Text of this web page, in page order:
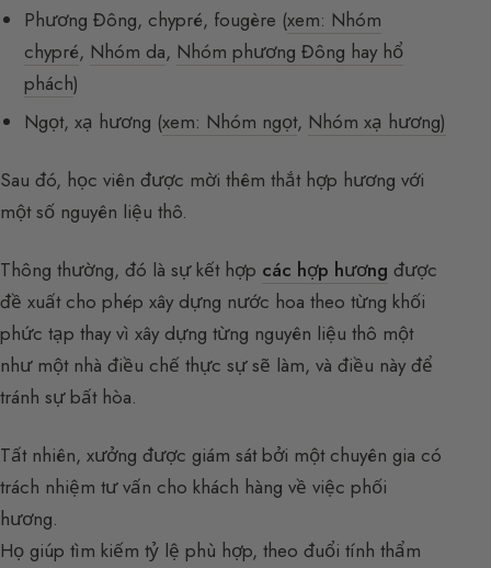
Phương Đông, chypré, fougère (xem: Nhóm
chypré, Nhóm da, Nhóm phương Đông hay hổ
phách)
Ngọt, xạ hương (xem: Nhóm ngọt, Nhóm xạ hương)
Sau đó, học viên được mời thêm thắt hợp hương với
một số nguyên liệu thô.
Thông thường, đó là sự kết hợp các hợp hương được
đề xuất cho phép xây dựng nước hoa theo từng khối
phức tạp thay vì xây dựng từng nguyên liệu thô một
như một nhà điều chế thực sự sẽ làm, và điều này để
tránh sự bất hòa.
Tất nhiên, xưởng được giám sát bởi một chuyên gia có
trách nhiệm tư vấn cho khách hàng về việc phối
hương.
Họ giúp tìm kiếm tỷ lệ phù hợp, theo đuổi tính thẩm